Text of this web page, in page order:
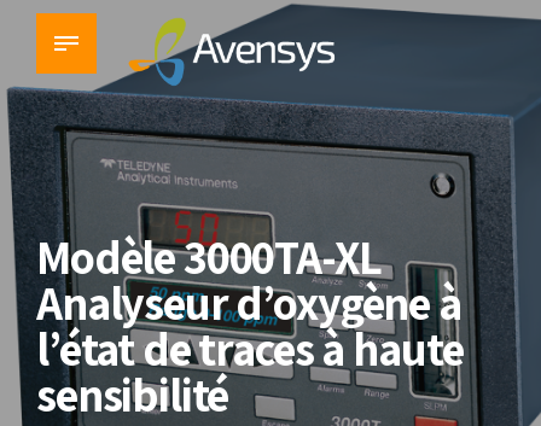
Modèle 3000TA-XL
Analyseur d’oxygène à
l’état de traces à haute
sensibilité